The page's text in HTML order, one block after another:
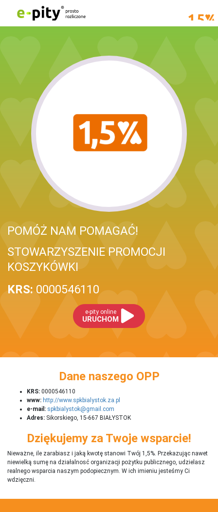
POMÓŻ NAM POMAGAĆ!
STOWARZYSZENIE PROMOCJI
KOSZYKÓWKI
KRS: 0000546110
e-pity online
URUCHOM
Dane naszego OPP
KRS: 0000546110
www: http://www.spkbialystok.za.pl
e-mail: spkbialystok@gmail.com
Adres: Sikorskiego, 15-667 BIAŁYSTOK
Dziękujemy za Twoje wsparcie!
Nieważne, ile zarabiasz i jaką kwotę stanowi Twój 1,5%. Przekazując nawet
niewielką sumę na działalnosć organizacji pożytku publicznego, udzielasz
realnego wsparcia naszym podopiecznym. W ich imieniu jesteśmy Ci
wdzięczni.